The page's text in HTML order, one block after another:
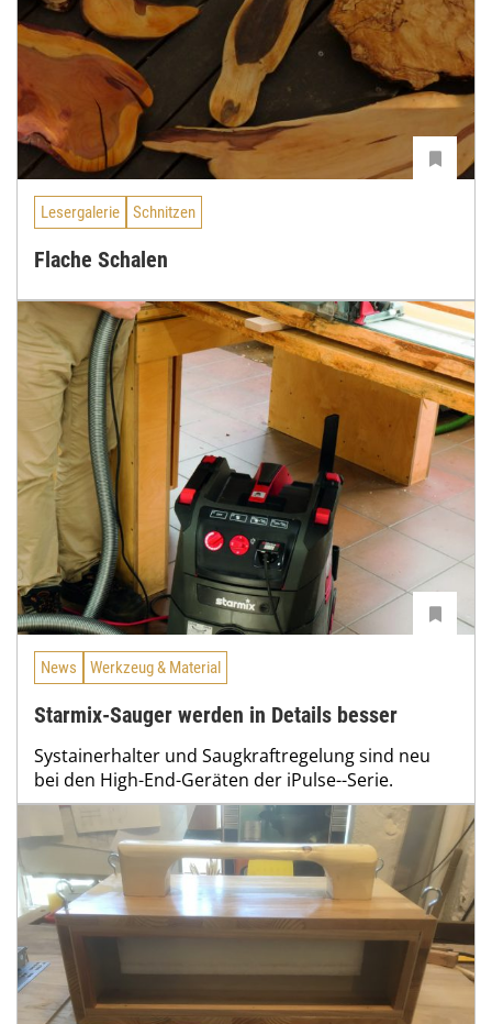
Lesergalerie Schnitzen
Flache Schalen
News Werkzeug & Material
Starmix-Sauger werden in Details besser
Systainerhalter und Saugkraftregelung sind neu
bei den High-End-Geräten der iPulse--Serie.